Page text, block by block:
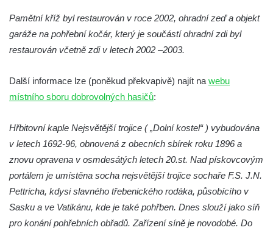
Kaple Božího těla na hřbitově v Hostíně u
Vojkovic
Kostel Nanebevzetí Panny Marie v Hostíně
Kaple svatého Bartoloměje v Bukolu
Márnice na hřbitově v Lužci nad Vltavou
Márnice na hřbitově v Hrobčicích
Kostel svatého Havla na hřbitově v
Hrobčicích
Kaple svatého Vavřince v Mirošovicích
Pamětní kříž byl restaurován v roce 2002, ohradní zeď a objekt
garáže na pohřební kočár, který je součástí ohradní zdi byl
restaurován včetně zdi v letech 2002 –2003.
Další informace lze (poněkud překvapivě) najít na webu
místního sboru dobrovolných hasičů:
Hřbitovní kaple Nejsvětější trojice ( „Dolní kostel“ ) vybudována
v letech 1692-96, obnovená z obecních sbírek roku 1896 a
znovu opravena v osmdesátých letech 20.st. Nad pískovcovým
portálem je umístěna socha nejsvětější trojice sochaře F.S. J.N.
Pettricha, kdysi slavného třebenického rodáka, působícího v
Sasku a ve Vatikánu, kde je také pohřben. Dnes slouží jako síň
pro konání pohřebních obřadů. Zařízení síně je novodobé. Do